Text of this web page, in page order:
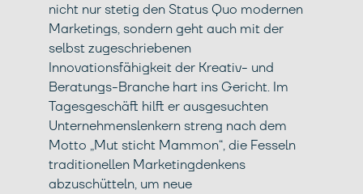
nicht nur stetig den Status Quo modernen
Marketings, sondern geht auch mit der
selbst zugeschriebenen
Innovationsfähigkeit der Kreativ- und
Beratungs-Branche hart ins Gericht. Im
Tagesgeschäft hilft er ausgesuchten
Unternehmenslenkern streng nach dem
Motto „Mut sticht Mammon“, die Fesseln
traditionellen Marketingdenkens
abzuschütteln, um neue